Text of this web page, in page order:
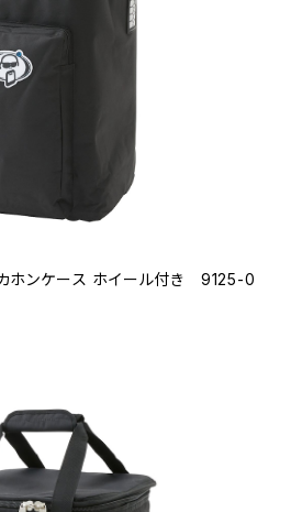
ホンケース ホイール付き 9125-0